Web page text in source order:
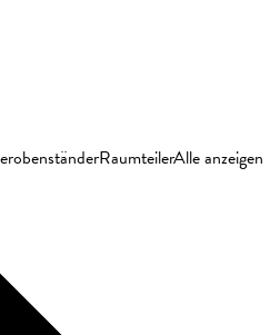
RaumteilerAlle anzeigen